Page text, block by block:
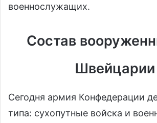
военнослужащих.
Состав
Швейцарии
Сегодня армия Конфедерации
типа: сухопутные войска и